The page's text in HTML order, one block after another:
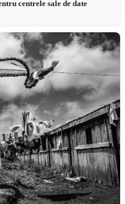
centrele sale de date